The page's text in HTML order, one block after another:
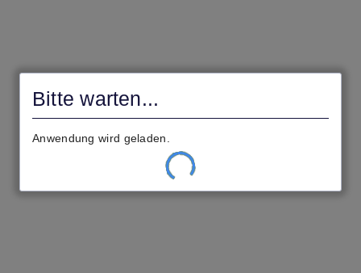
Bitte warten...
Anwendung wird geladen.